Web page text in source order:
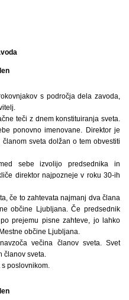
s področja dela zavoda,
teči z dnem konstituiranja sveta.
ponovno imenovane. Direktor je
sveta dolžan o tem obvestiti
sebe izvolijo predsednika in
direktor najpozneje v roku 30-ih
če to zahtevata najmanj dva člana
občine Ljubljana. Če predsednik
prejemu pisne zahteve, jo lahko
občine Ljubljana.
večina članov sveta. Svet
članov sveta.
poslovnikom.